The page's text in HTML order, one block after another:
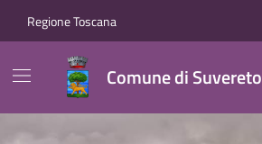
Regione Toscana
Comune di Suvereto